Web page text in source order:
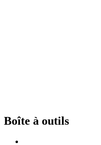
Boîte à outils